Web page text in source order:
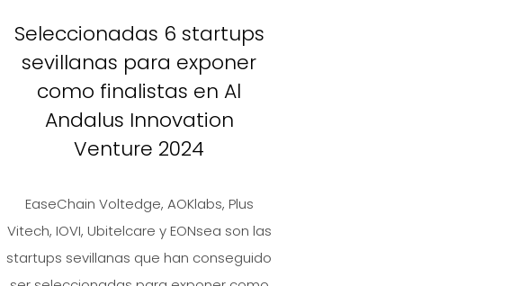
Seleccionadas 6 startups
sevillanas para exponer
como finalistas en Al
Andalus Innovation
Venture 2024
EaseChain Voltedge, AOKlabs, Plus
Vitech, IOVI, Ubitelcare y EONsea son las
startups sevillanas que han conseguido